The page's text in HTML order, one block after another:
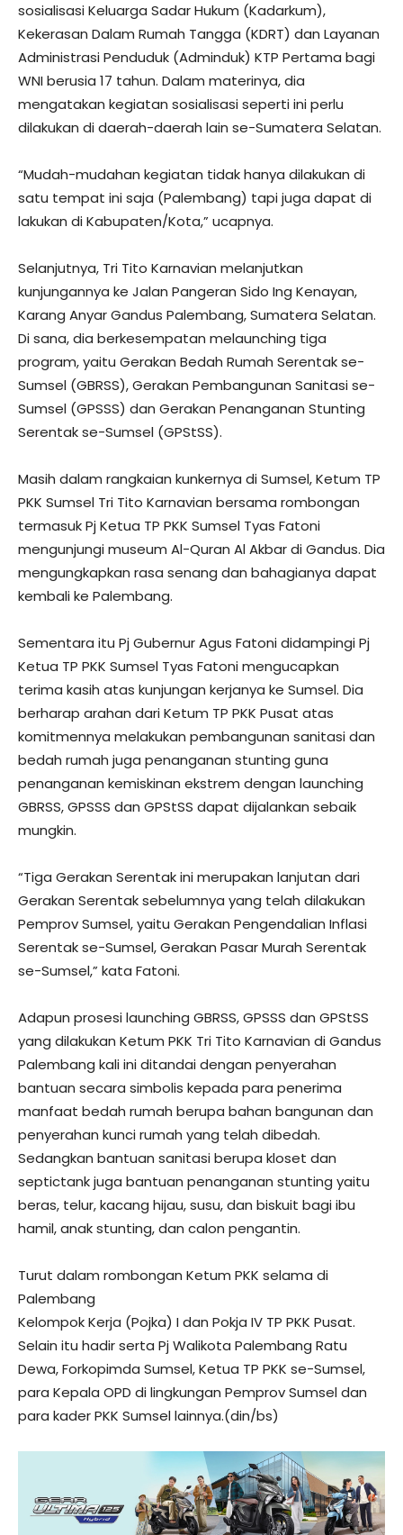
sosialisasi Keluarga Sadar Hukum (Kadarkum),
Kekerasan Dalam Rumah Tangga (KDRT) dan Layanan
Administrasi Penduduk (Adminduk) KTP Pertama bagi
WNI berusia 17 tahun. Dalam materinya, dia
mengatakan kegiatan sosialisasi seperti ini perlu
dilakukan di daerah-daerah lain se-Sumatera Selatan.
“Mudah-mudahan kegiatan tidak hanya dilakukan di
satu tempat ini saja (Palembang) tapi juga dapat di
lakukan di Kabupaten/Kota,” ucapnya.
Selanjutnya, Tri Tito Karnavian melanjutkan
kunjungannya ke Jalan Pangeran Sido Ing Kenayan,
Karang Anyar Gandus Palembang, Sumatera Selatan.
Di sana, dia berkesempatan melaunching tiga
program, yaitu Gerakan Bedah Rumah Serentak se-
Sumsel (GBRSS), Gerakan Pembangunan Sanitasi se-
Sumsel (GPSSS) dan Gerakan Penanganan Stunting
Serentak se-Sumsel (GPStSS).
Masih dalam rangkaian kunkernya di Sumsel, Ketum TP
PKK Sumsel Tri Tito Karnavian bersama rombongan
termasuk Pj Ketua TP PKK Sumsel Tyas Fatoni
mengunjungi museum Al-Quran Al Akbar di Gandus. Dia
mengungkapkan rasa senang dan bahagianya dapat
kembali ke Palembang.
Sementara itu Pj Gubernur Agus Fatoni didampingi Pj
Ketua TP PKK Sumsel Tyas Fatoni mengucapkan
terima kasih atas kunjungan kerjanya ke Sumsel. Dia
berharap arahan dari Ketum TP PKK Pusat atas
komitmennya melakukan pembangunan sanitasi dan
bedah rumah juga penanganan stunting guna
penanganan kemiskinan ekstrem dengan launching
GBRSS, GPSSS dan GPStSS dapat dijalankan sebaik
mungkin.
“Tiga Gerakan Serentak ini merupakan lanjutan dari
Gerakan Serentak sebelumnya yang telah dilakukan
Pemprov Sumsel, yaitu Gerakan Pengendalian Inflasi
Serentak se-Sumsel, Gerakan Pasar Murah Serentak
se-Sumsel,” kata Fatoni.
Adapun prosesi launching GBRSS, GPSSS dan GPStSS
yang dilakukan Ketum PKK Tri Tito Karnavian di Gandus
Palembang kali ini ditandai dengan penyerahan
bantuan secara simbolis kepada para penerima
manfaat bedah rumah berupa bahan bangunan dan
penyerahan kunci rumah yang telah dibedah.
Sedangkan bantuan sanitasi berupa kloset dan
septictank juga bantuan penanganan stunting yaitu
beras, telur, kacang hijau, susu, dan biskuit bagi ibu
hamil, anak stunting, dan calon pengantin.
Turut dalam rombongan Ketum PKK selama di
Palembang
Kelompok Kerja (Pojka) I dan Pokja IV TP PKK Pusat.
Selain itu hadir serta Pj Walikota Palembang Ratu
Dewa, Forkopimda Sumsel, Ketua TP PKK se-Sumsel,
para Kepala OPD di lingkungan Pemprov Sumsel dan
para kader PKK Sumsel lainnya.(din/bs)